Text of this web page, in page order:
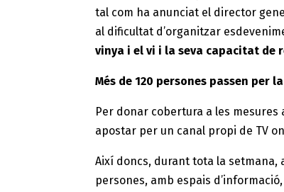
tal com ha anunciat el director
al dificultat d’organitzar
vinya i el vi i la seva capacitat de
Més de 120 persones passen per
Per donar cobertura a les
apostar per un canal propi de TV
Així doncs, durant tota la setmana,
persones, amb espais